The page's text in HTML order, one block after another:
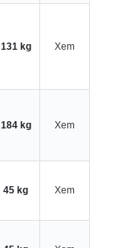
131 kg Xem
184 kg Xem
45 kg Xem